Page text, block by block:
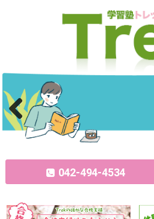
Previous
042-494-4534